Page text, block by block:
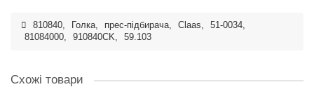
810840, Голка, прес-підбирача, Claas, 51-0034,
81084000, 910840CK, 59.103
Схожі товари